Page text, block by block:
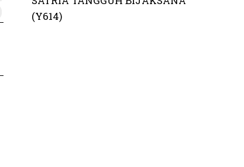
(Y614)